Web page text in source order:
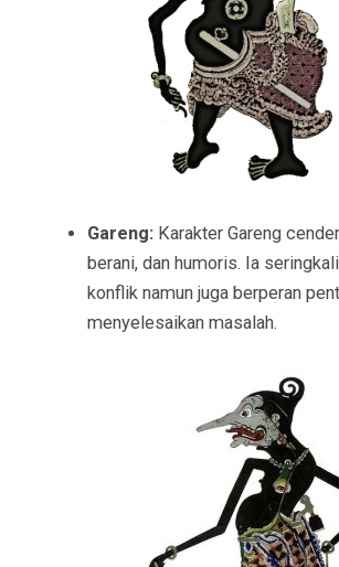
Gareng: Karakter Gareng
berani, dan humoris. Ia
konflik namun juga berperan
menyelesaikan masalah.